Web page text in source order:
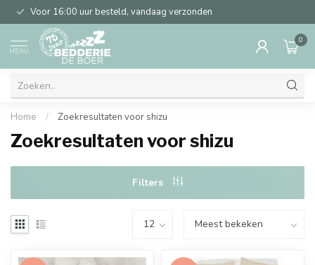
Voor 16:00 uur besteld, vandaag verzonden
MENU
0
Home / Zoekresultaten voor shizu
Zoekresultaten voor shizu
Filters